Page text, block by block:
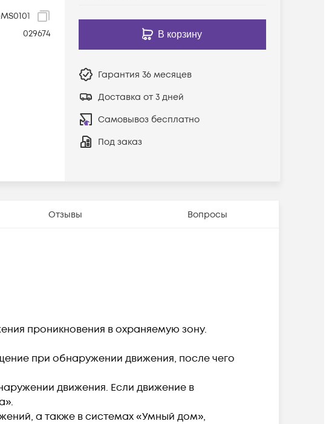
029674
В корзину
Гарантия 36 месяцев
Доставка от 3 дней
Самовывоз бесплатно
Под заказ
Отзывы Вопросы
проникновения в охраняемую зону.
при обнаружении движения, после чего
движения. Если движение в
а также в системах «Умный дом»,